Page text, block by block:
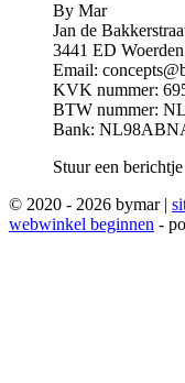
By Mar
Jan de
3441 ED Woerden
Email:
KVK nummer:
BTW nummer:
Bank:
Stuur een
© 2020 - 2026 bymar |
webwinkel beginnen -